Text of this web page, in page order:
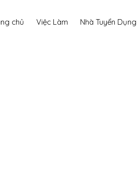
chủ Việc Làm Nhà Tuyển Dụng